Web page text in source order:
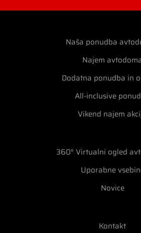
Naša ponudba
Najem
Dodatna ponudba in
All-inclusive
Vikend najem
360° Virtualni ogled
Uporabne
Novice
Kontakt